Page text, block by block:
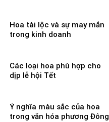
Hoa tài lộc và sự may mắn
trong kinh doanh
Các loại hoa phù hợp cho
dịp lễ hội Tết
Ý nghĩa màu sắc của hoa
trong văn hóa phương Đông